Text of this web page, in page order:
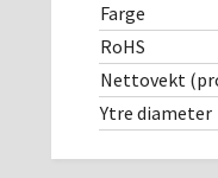
Farge
RoHS
Nettovekt
Ytre diameter